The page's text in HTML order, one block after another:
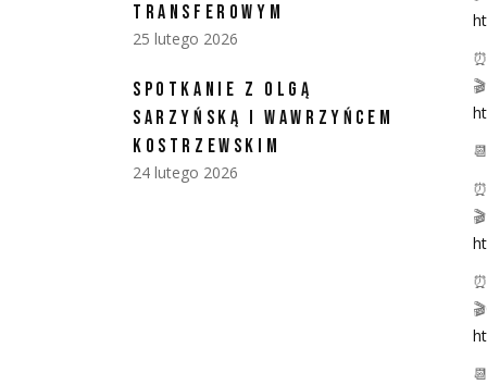
TRANSFEROWYM
25 lutego 2026
SPOTKANIE Z OLGĄ
SARZYŃSKĄ I WAWRZYŃCEM
KOSTRZEWSKIM
24 lutego 2026